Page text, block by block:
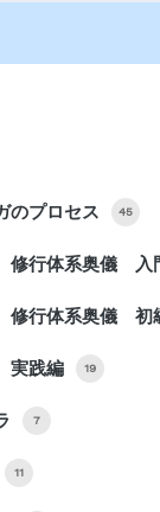
のプロセス 45
修行体系奥儀 入
修行体系奥儀 初
実践編 19
7
11